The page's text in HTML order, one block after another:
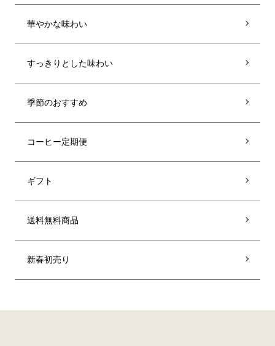
華やかな味わい
すっきりとした味わい
季節のおすすめ
コーヒー定期便
ギフト
送料無料商品
新春初売り